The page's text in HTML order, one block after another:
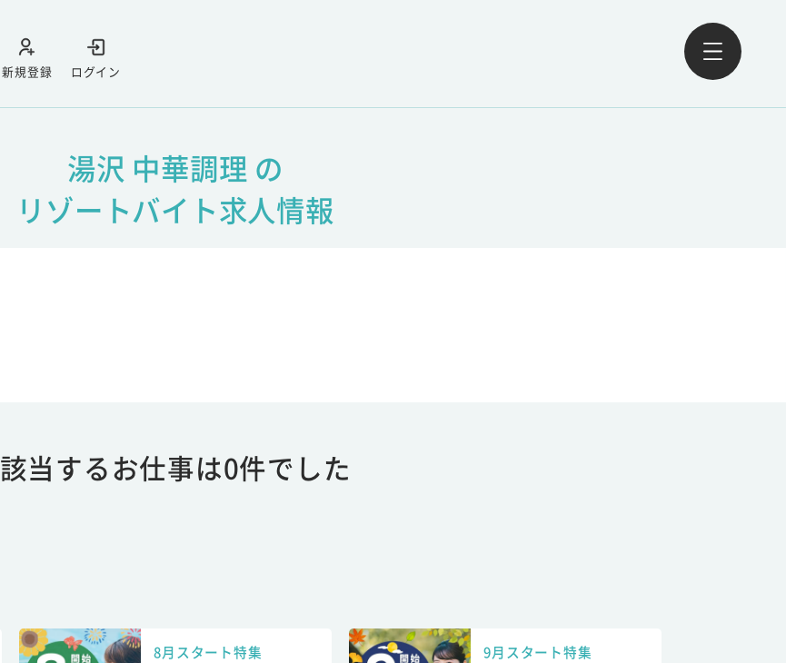
ログイン
新規登録
湯沢 中華調理 の
リゾートバイト求人情報
該当するお仕事は0件でした
8月スタート特集 9月スタート特集